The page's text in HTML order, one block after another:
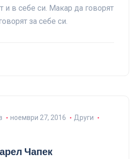
и в себе си. Макар да говорят
за себе си.
ноември 27, 2016
Други
Чапек